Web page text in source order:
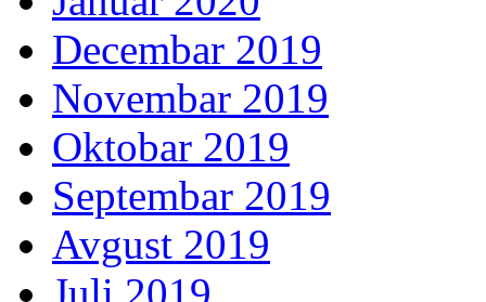
Decembar 2019
Novembar 2019
Oktobar 2019
Septembar 2019
Avgust 2019